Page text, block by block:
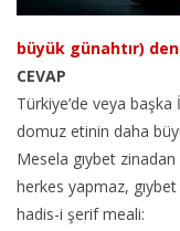
büyük günahtır)
CEVAP
Türkiye’de veya
domuz etinin daha
Mesela gıybet
herkes yapmaz,
hadis-i şerif meali: